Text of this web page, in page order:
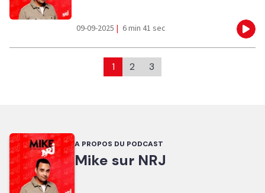
09-09-2025 | 6 min 41 sec
1 2 3
A PROPOS DU PODCAST
Mike sur NRJ